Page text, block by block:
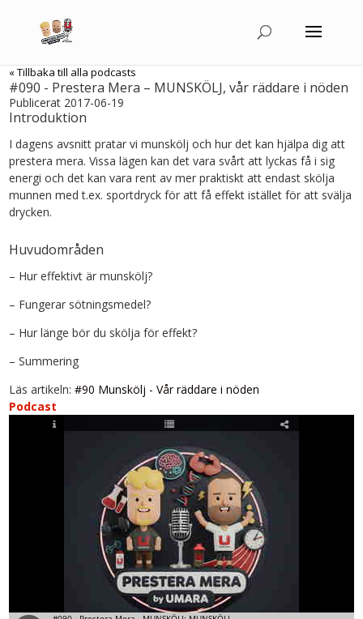
« Tillbaka till alla podcasts
#090 - Prestera Mera – MUNSKÖLJ, vår räddare i nöden
Publicerat 2017-06-19
Introduktion
I dagens avsnitt pratar vi munskölj och hur det kan hjälpa dig att
prestera mera. Vissa lägen kan det vara svårt att lyckas få i sig
energi och det kan vara rent av mer praktiskt att endast skölja
munnen med t.ex. sportdryck för att få effekt istället för att svälja
drycken.
Huvudområden
– Hur effektivt är munskölj?
– Fungerar sötningsmedel?
– Hur länge bör du skölja för effekt?
– Summering
Läs artikeln:#90 Munskölj - Vår räddare i nöden
Podcast